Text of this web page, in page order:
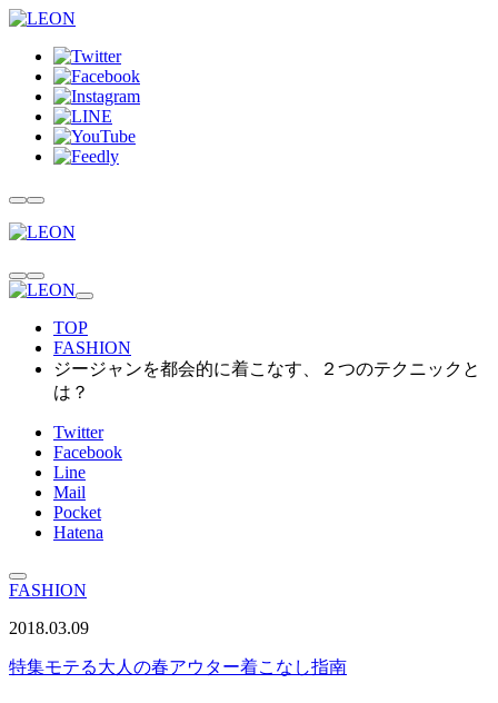
TOP
FASHION
ジージャンを都会的に着こなす、２つのテクニックと
は？
Twitter
Facebook
Line
Mail
Pocket
Hatena
FASHION
2018.03.09
特集モテる大人の春アウター着こなし指南